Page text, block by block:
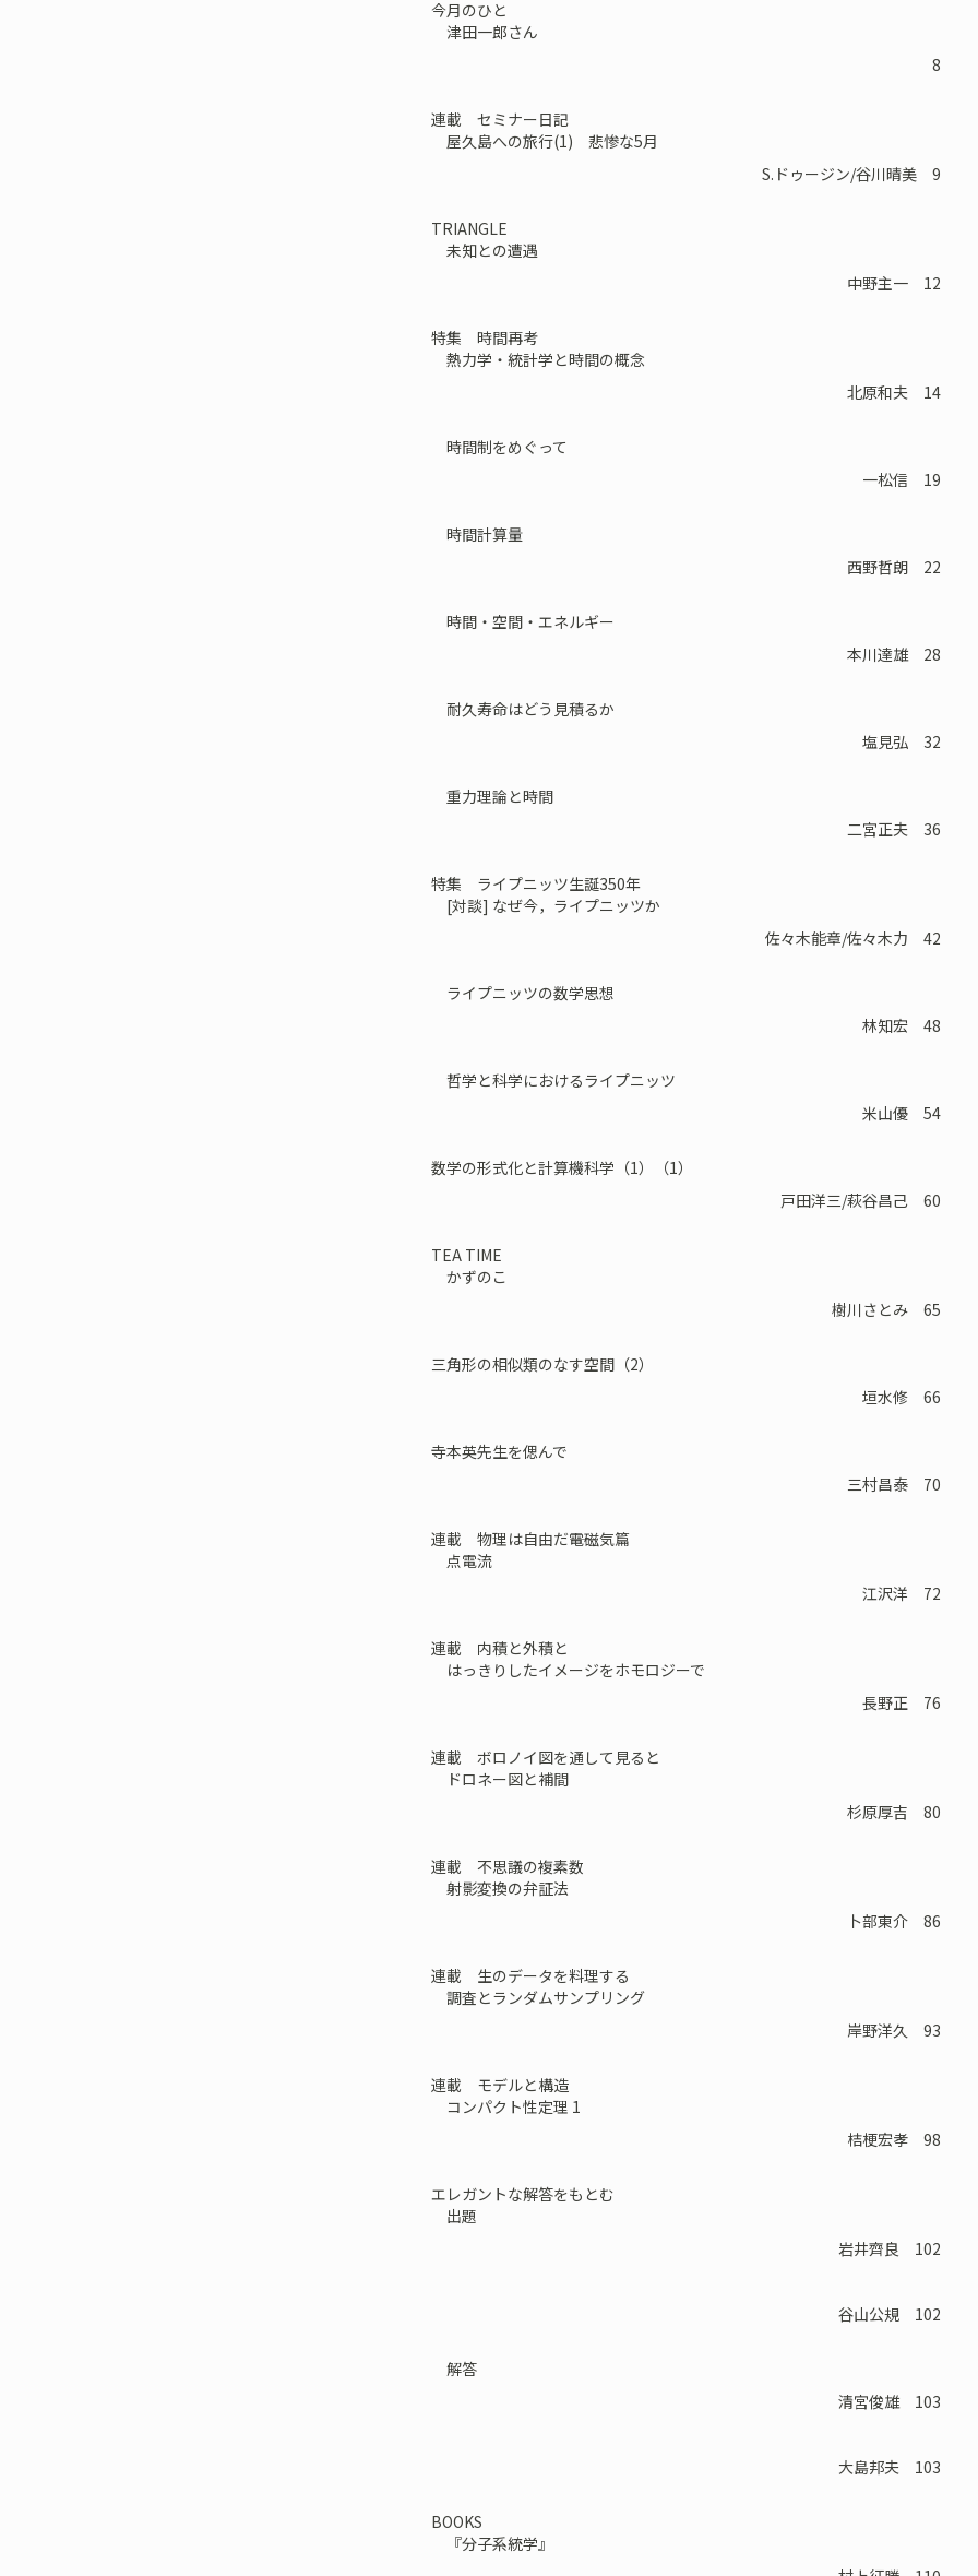
今月のひと
津田一郎さん
8
連載 セミナー日記
屋久島への旅行(1) 悲惨な5月
S.ドゥージン/谷川晴美 9
TRIANGLE
未知との遭遇
中野主一 12
特集 時間再考
熱力学・統計学と時間の概念
北原和夫 14
時間制をめぐって
一松信 19
時間計算量
西野哲朗 22
時間・空間・エネルギー
本川達雄 28
耐久寿命はどう見積るか
塩見弘 32
重力理論と時間
二宮正夫 36
特集 ライプニッツ生誕350年
[対談] なぜ今，ライプニッツか
佐々木能章/佐々木力 42
ライプニッツの数学思想
林知宏 48
哲学と科学におけるライプニッツ
米山優 54
数学の形式化と計算機科学（1）（1）
戸田洋三/萩谷昌己 60
TEA TIME
かずのこ
樹川さとみ 65
三角形の相似類のなす空間（2）
垣水修 66
寺本英先生を偲んで
三村昌泰 70
連載 物理は自由だ――電磁気篇
点電流
江沢洋 72
連載 内積と外積と
はっきりしたイメージをホモロジーで
長野正 76
連載 ボロノイ図を通して見ると
ドロネー図と補間
杉原厚吉 80
連載 不思議の複素数
射影変換の弁証法
卜部東介 86
連載 生のデータを料理する
調査とランダムサンプリング
岸野洋久 93
連載 モデルと構造
コンパクト性定理 1
桔梗宏孝 98
エレガントな解答をもとむ
出題
岩井齊良 102
谷山公規 102
解答
清宮俊雄 103
大島邦夫 103
BOOKS
『分子系統学』